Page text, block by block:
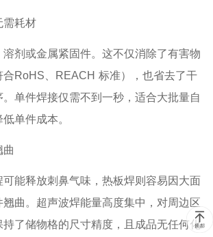
需耗材
剂或金属紧固件。这不仅消除了有害物
合RoHS、 REACH 标准），也省去了干
单件焊接仅需不到一秒，适合大批量自
单件成本。
曲
能释放刺鼻气味，热板焊则容易因大面
曲。超声波焊能量高度集中，对周边区
了储物格的尺寸精度，且成品无任何化